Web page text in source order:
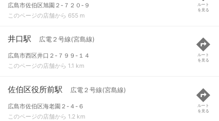
広島市佐伯区旭園２-７２０-９
このページの店舗から 655 m
ルート
を見る
井口駅 広電２号線(宮島線)
広島市西区井口２-７９９-１４
このページの店舗から 1.1 km
ルート
を見る
佐伯区役所前駅 広電２号線(宮島線)
広島市佐伯区海老園２-４-６
このページの店舗から 1.2 km
ルート
を見る